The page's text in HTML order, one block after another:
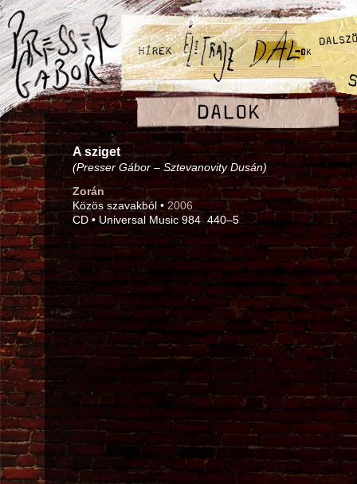
A sziget
(Presser Gábor – Sztevanovity Dusán)
Zorán
Közös szavakból • 2006
CD • Universal Music 984 440–5